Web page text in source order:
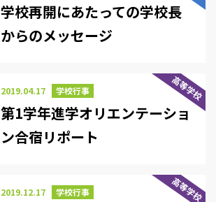
学校再開にあたっての学校長
からのメッセージ
高等学校
2019.04.17 学校行事
第1学年進学オリエンテーショ
ン合宿リポート
高等学校
2019.12.17 学校行事